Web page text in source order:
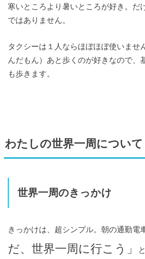
寒いところより暑いところが好き。だ
ではありません。
タクシーは１人ならほぼほぼ使いませ
んだもん）あと歩くのが好きなので、
も歩きます。
わたしの世界一周について
世界一周のきっかけ
きっかけは、超シンプル。朝の通勤電
だ、世界一周に行こう」